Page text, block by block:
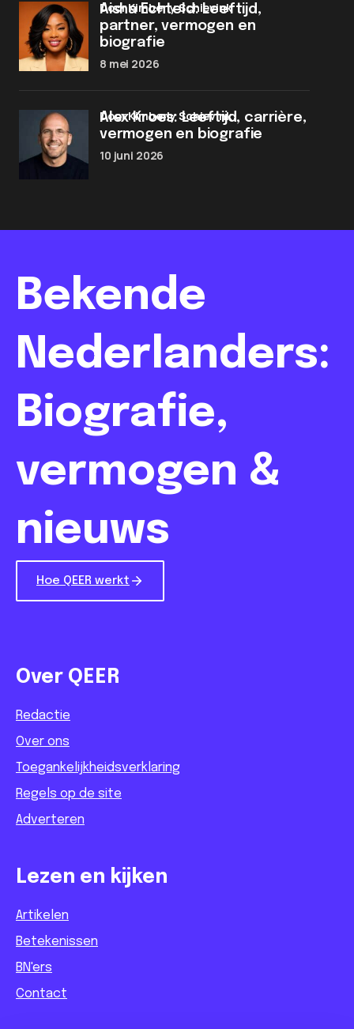
Aisha Echteld: Leeftijd,
partner, vermogen en
biografie
door Kimberly Schievink
8 mei 2026
Alex Kroes: Leeftijd, carrière,
vermogen en biografie
door Kimberly Schievink
10 juni 2026
Bekende
Nederlanders:
Biografie,
vermogen &
nieuws
Hoe QEER werkt
Over QEER
Redactie
Over ons
Toegankelijkheidsverklaring
Regels op de site
Adverteren
Lezen en kijken
Artikelen
Betekenissen
BN'ers
Contact